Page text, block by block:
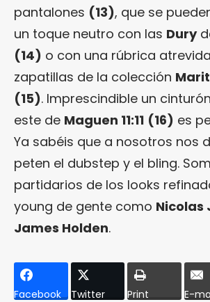
pantalones (13), que se
un toque neutro con las Dury
(14) o con una rúbrica
zapatillas de la colección
(15). Imprescindible un
este de Maguen 11:11 (16) es
Ya sabéis que a nosotros nos
peten el dubstep y el bling.
partidarios de los looks
young de gente como Nicolas
James Holden.
Facebook Twitter Print E-